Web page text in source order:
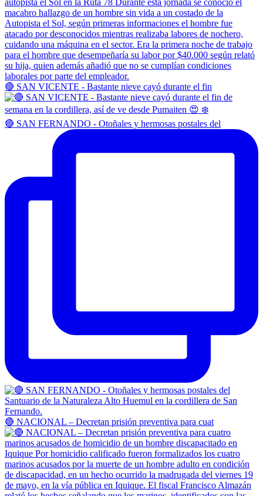
🔴 SAN VICENTE - Bastante nieve cayó durante el fin
🔴 SAN FERNANDO - Otoñales y hermosas postales del
🔴 NACIONAL – Decretan prisión preventiva para cuat